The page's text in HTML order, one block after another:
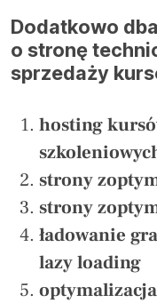
Dodatkowo
o stronę
sprzedaży
hosting
strony
strony
ładowanie
lazy loading